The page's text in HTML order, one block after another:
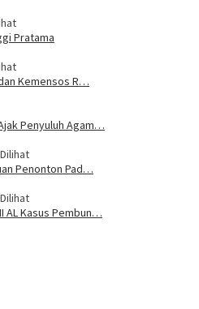
Pratama
Kemensos R…
Penyuluh Agam…
Penonton Pad…
AL Kasus Pembun…